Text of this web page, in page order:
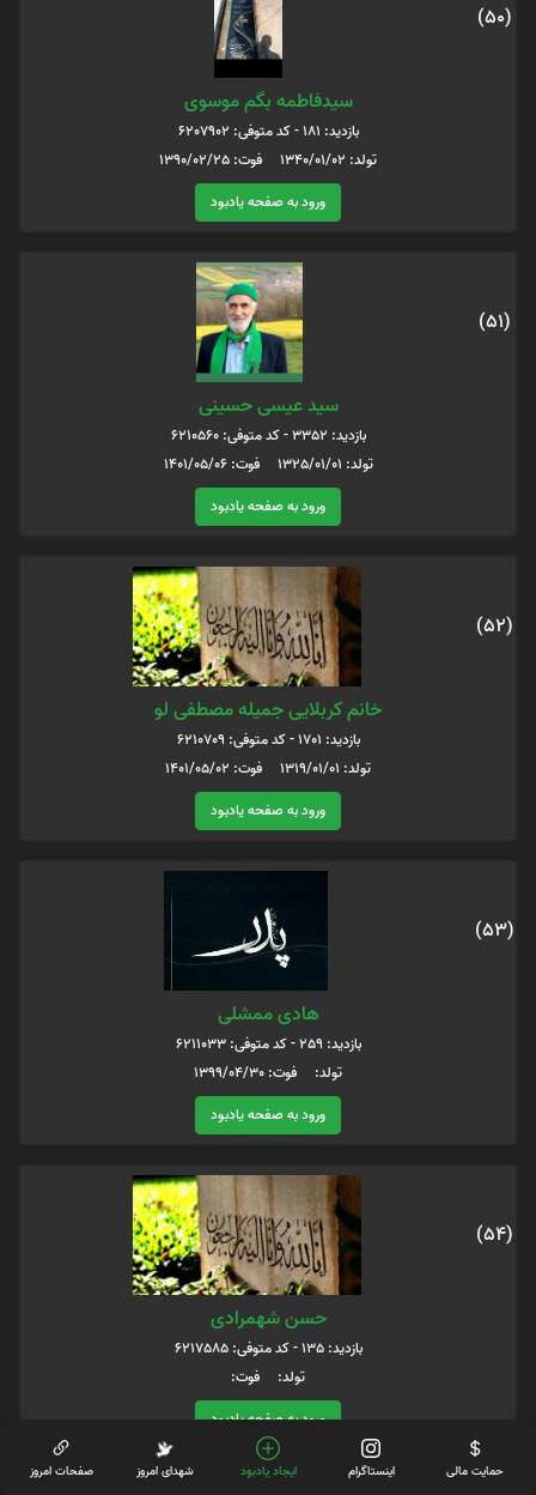
(50)
سیدفاطمه بگم موسوی
بازدید: 181 - کد متوفی: 6207902
تولد: 1340/01/02 فوت: 1390/02/25
ورود به صفحه یادبود
(51)
سید عیسی حسینی
بازدید: 3352 - کد متوفی: 6210560
تولد: 1325/01/01 فوت: 1401/05/06
ورود به صفحه یادبود
(52)
خانم کربلایی جمیله مصطفی لو
بازدید: 1701 - کد متوفی: 6210709
تولد: 1319/01/01 فوت: 1401/05/02
ورود به صفحه یادبود
(53)
هادی ممشلی
بازدید: 259 - کد متوفی: 6211033
تولد: فوت: 1399/04/30
ورود به صفحه یادبود
(54)
حسن شهمرادی
بازدید: 135 - کد متوفی: 6217585
تولد: فوت:
ورود به صفحه یادبود
حمایت مالی اینستاگرام ایجاد یادبود شهدای امروز صفحات امروز